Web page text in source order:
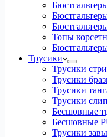
Топы
Трусики
Трусики
Трусики
Трусики
Трусики
Бесшовные
Бесшовные
Трусики